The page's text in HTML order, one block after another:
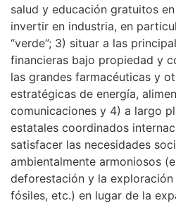
salud y educación gratuitos
invertir en industria, en
“verde”; 3) situar a las
financieras bajo propiedad y
las grandes farmacéuticas y
estratégicas de energía,
comunicaciones y 4) a largo
estatales coordinados
satisfacer las necesidades
ambientalmente armoniosos
deforestación y la
fósiles, etc.) en lugar de la